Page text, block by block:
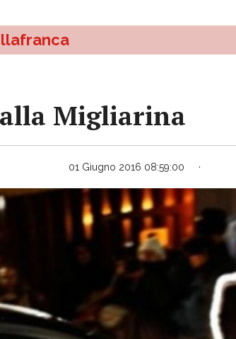
Migliarina
01 Giugno 2016 08:59:00